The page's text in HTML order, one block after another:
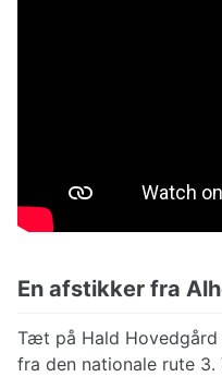
En afstikker fra
Tæt på Hald Hovedgård
fra den nationale rute